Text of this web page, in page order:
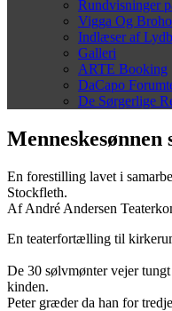
Rundvisninger
Vigga Og
Indlæser af
Galleri
ARTE Booking
DaCapo
De Sørgerlige
Menneskesønnen
En forestilling lavet i
Stockfleth.
Af André Andersen
En teaterfortælling til
De 30 sølvmønter vejer
kinden.
Peter græder da han for